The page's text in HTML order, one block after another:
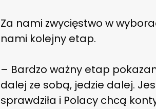
Za nami zwycięstwo w
nami kolejny etap.
– Bardzo ważny etap
dalej ze sobą, jedzie dalej.
sprawdziła i Polacy chcą